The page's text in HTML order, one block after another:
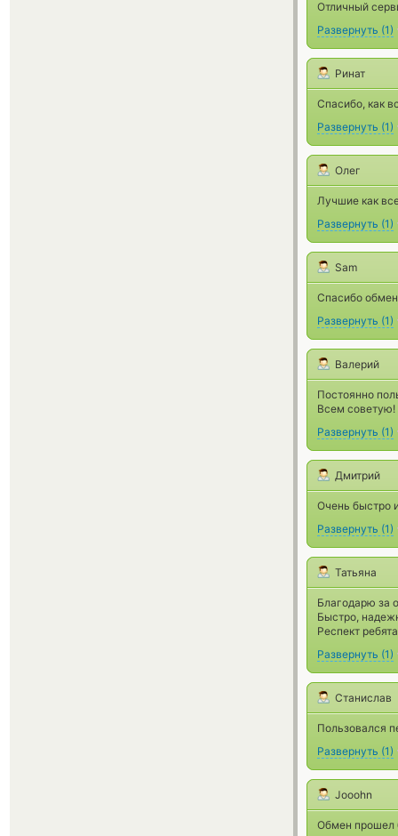
Отличный
Развернуть (1)
Ринат
Спасибо, как
Развернуть (1)
Олег
Лучшие как
Развернуть (1)
Sam
Спасибо
Развернуть (1)
Валерий
Постоянно
Всем советую!
Развернуть (1)
Дмитрий
Очень быстро
Развернуть (1)
Татьяна
Благодарю за
Быстро,
Респект
Развернуть (1)
Станислав
Пользовался
Развернуть (1)
Jooohn
Обмен прошел